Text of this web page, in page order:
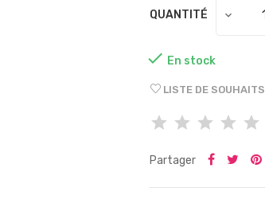
QUANTITÉ
 En stock
LISTE DE SOUHAITS
Partager